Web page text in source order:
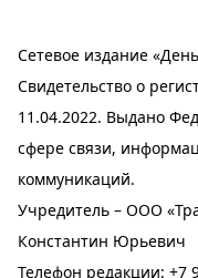
Сетевое издание
Свидетельство о
11.04.2022. Выдано
сфере связи,
коммуникаций.
Учредитель – ООО
Константин Юрьевич
Телефон редакции: +7